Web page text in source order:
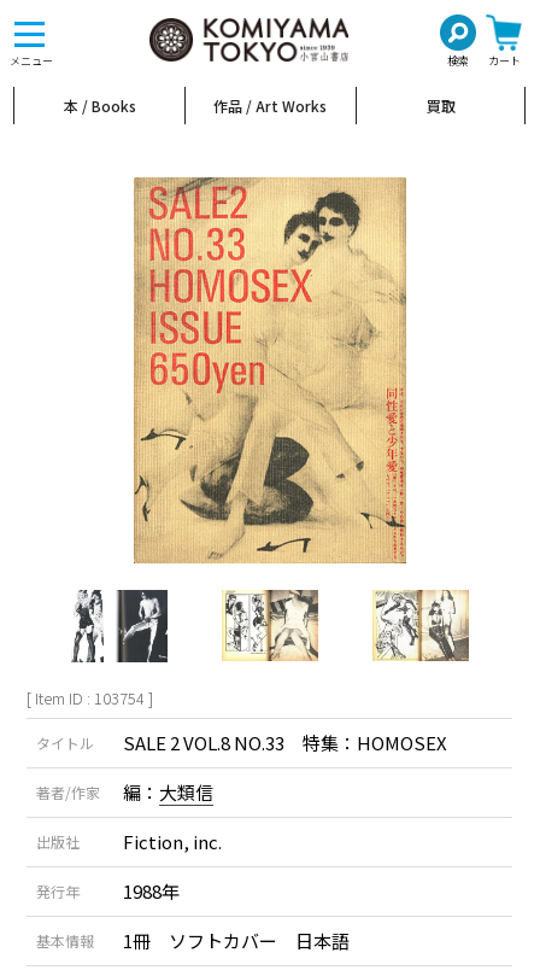
メニュー 検索 カート
toggle
navigation
本 / Books 作品 / Art Works 買取
[ Item ID : 103754 ]
タイトル SALE 2 VOL.8 NO.33 特集：HOMOSEX
著者/作家 編： 大類信
出版社 Fiction, inc.
発行年 1988年
基本情報 1冊 ソフトカバー 日本語